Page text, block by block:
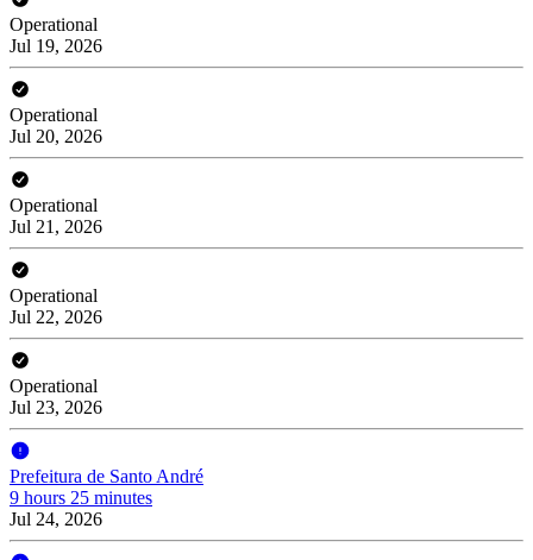
Operational
Jul 19, 2026
Operational
Jul 20, 2026
Operational
Jul 21, 2026
Operational
Jul 22, 2026
Operational
Jul 23, 2026
Prefeitura de Santo André
9 hours 25 minutes
Jul 24, 2026